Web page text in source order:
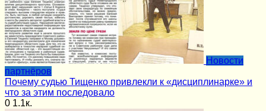
Новости
партнёров
Почему судью Тищенко привлекли к «дисциплинарке» и
что за этим последовало
0 1.1к.